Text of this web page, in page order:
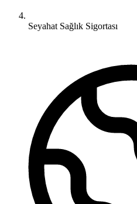
Seyahat Sağlık Sigortası